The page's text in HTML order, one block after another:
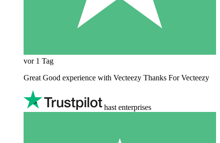
vor 1 Tag
Great Good experience with Vecteezy Thanks For Vecteezy
hast enterprises